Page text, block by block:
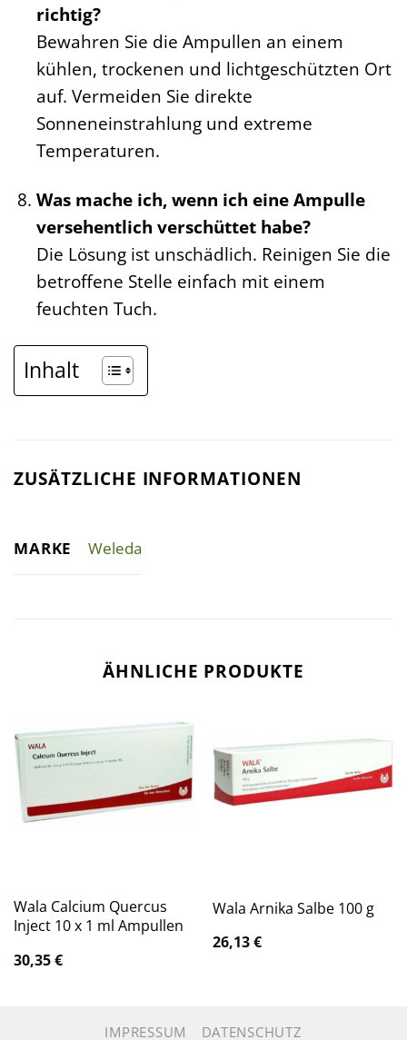
richtig?
Bewahren Sie die Ampullen an einem
kühlen, trockenen und lichtgeschützten Ort
auf. Vermeiden Sie direkte
Sonneneinstrahlung und extreme
Temperaturen.
Was mache ich, wenn ich eine Ampulle
versehentlich verschüttet habe?
Die Lösung ist unschädlich. Reinigen Sie die
betroffene Stelle einfach mit einem
feuchten Tuch.
Inhalt
ZUSÄTZLICHE INFORMATIONEN
MARKE Weleda
ÄHNLICHE PRODUKTE
Wala Calcium Quercus
Inject 10 x 1 ml Ampullen
30,35€
Wala Arnika Salbe 100 g
26,13€
IMPRESSUM DATENSCHUTZ